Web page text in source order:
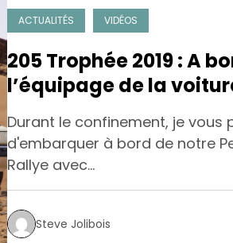
ACTUALITÉS VIDÉOS
205 Trophée 2019 : A
l’équipage de la
Durant le confinement, je vous
d'embarquer à bord de notre
Rallye avec…
Steve Jolibois